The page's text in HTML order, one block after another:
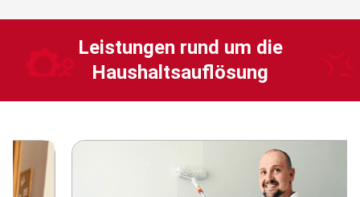
Leistungen rund um die
Haushaltsauflösung